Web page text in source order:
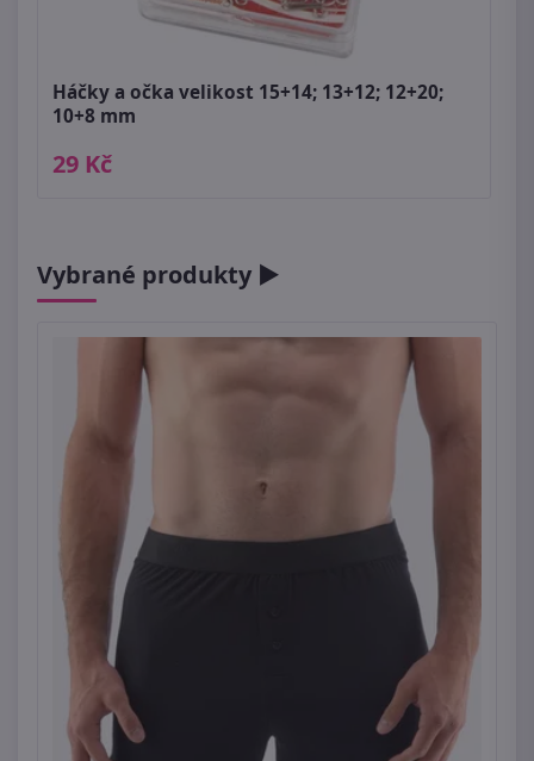
Háčky a očka velikost 15+14; 13+12; 12+20;
10+8 mm
29 Kč
Vybrané produkty ►